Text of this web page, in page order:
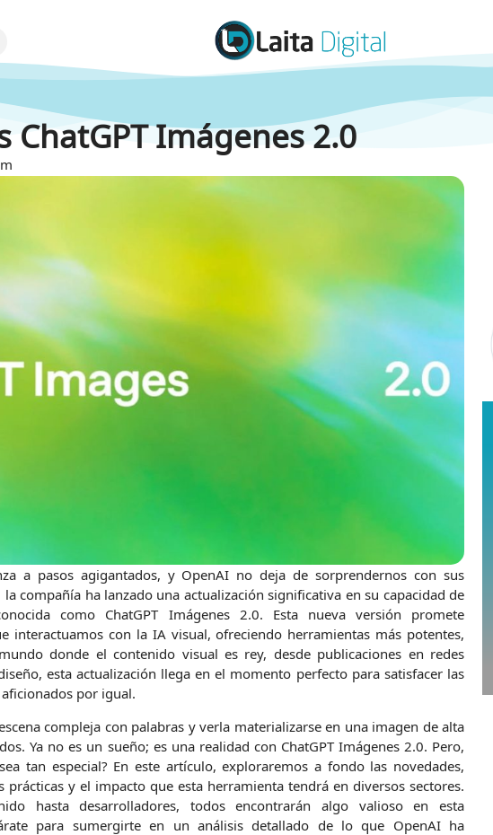
ChatGPT Imágenes 2.0
a pasos agigantados, y OpenAI no deja de sorprendernos con sus
compañía ha lanzado una actualización significativa en su capacidad de
como ChatGPT Imágenes 2.0. Esta nueva versión promete
interactuamos con la IA visual, ofreciendo herramientas más potentes,
donde el contenido visual es rey, desde publicaciones en redes
esta actualización llega en el momento perfecto para satisfacer las
por igual.
compleja con palabras y verla materializarse en una imagen de alta
Ya no es un sueño; es una realidad con ChatGPT Imágenes 2.0. Pero,
tan especial? En este artículo, exploraremos a fondo las novedades,
prácticas y el impacto que esta herramienta tendrá en diversos sectores.
hasta desarrolladores, todos encontrarán algo valioso en esta
para sumergirte en un análisis detallado de lo que OpenAI ha